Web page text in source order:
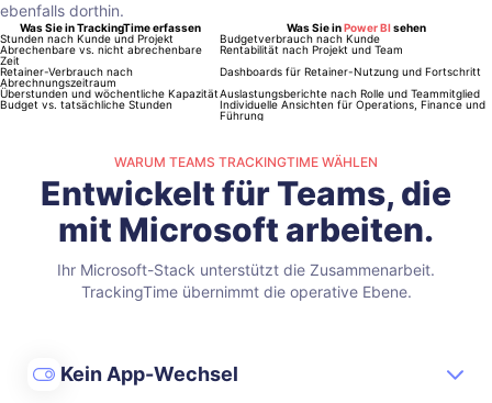
ebenfalls dorthin.
Was Sie in TrackingTime erfassen Was Sie inPower BIsehen
Stunden nach Kunde und Projekt
Budgetverbrauch nach Kunde
Abrechenbare vs. nicht abrechenbare
Zeit
Rentabilität nach Projekt und Team
Retainer-Verbrauch nach
Abrechnungszeitraum
Dashboards für Retainer-Nutzung und Fortschritt
Überstunden und wöchentliche KapazitätAuslastungsberichte nach Rolle und Teammitglied
Budget vs. tatsächliche Stunden
Individuelle Ansichten für Operations, Finance und
Führung
WARUM TEAMS TRACKINGTIME WÄHLEN
Entwickelt für Teams, die
mit Microsoft arbeiten.
Ihr Microsoft-Stack unterstützt die Zusammenarbeit.
TrackingTime übernimmt die operative Ebene.
Kein App-Wechsel